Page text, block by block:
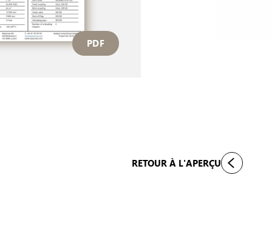
PDF
RETOUR À L'APERÇU